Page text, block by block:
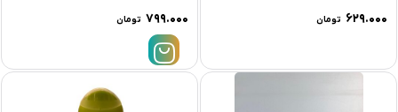
۶۲۹.۰۰۰ تومان ۷۹۹.۰۰۰ تومان